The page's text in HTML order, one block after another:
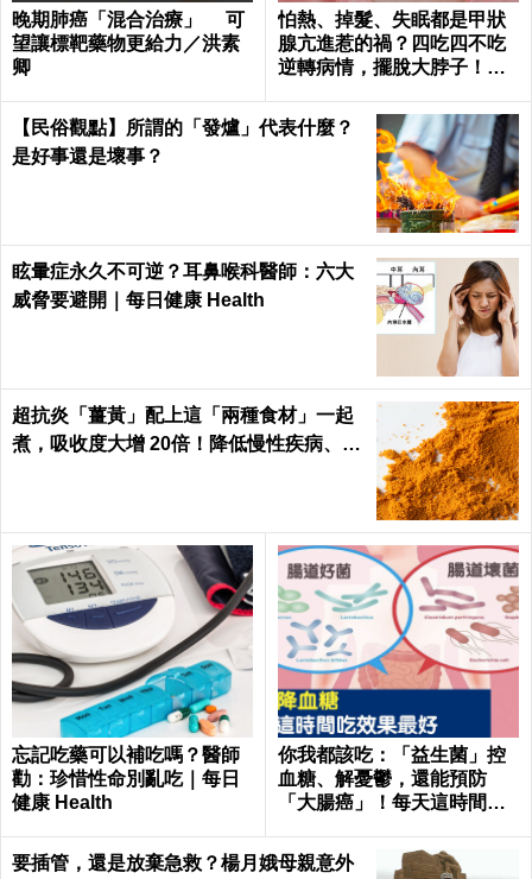
晚期肺癌「混合治療」 可
望讓標靶藥物更給力／洪素
卿
怕熱、掉髮、失眠都是甲狀
腺亢進惹的禍？四吃四不吃
逆轉病情，擺脫大脖子！｜
【民俗觀點】所謂的「發爐」代表什麼？
是好事還是壞事？
眩暈症永久不可逆？耳鼻喉科醫師：六大
威脅要避開｜每日健康 Health
超抗炎「薑黃」配上這「兩種食材」一起
煮，吸收度大增 20倍！降低慢性疾病、癌
忘記吃藥可以補吃嗎？醫師
勸：珍惜性命別亂吃｜每日
健康 Health
你我都該吃：「益生菌」控
血糖、解憂鬱，還能預防
「大腸癌」！每天這時間吃
要插管，還是放棄急救？楊月娥母親意外